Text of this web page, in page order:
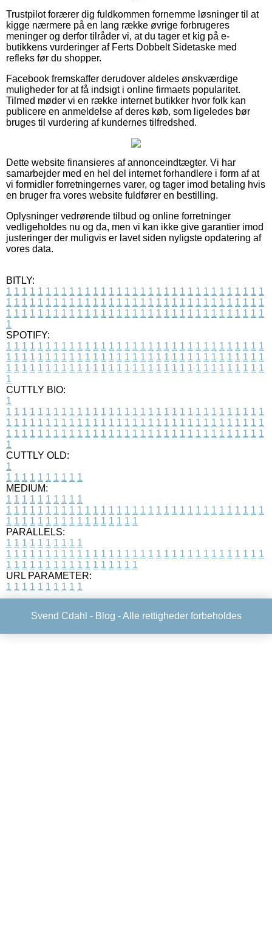
Trustpilot forærer dig fuldkommen fornemme løsninger til at
kigge nærmere på en lang række øvrige forbrugeres
meninger og derfor tilråder vi, at du tager et kig på e-
butikkens vurderinger af Ferts Dobbelt Sidetaske med
refleks før du shopper.
Facebook fremskaffer derudover aldeles ønskværdige
muligheder for at få indsigt i online firmaets popularitet.
Tilmed møder vi en række internet butikker hvor folk kan
publicere en anmeldelse af deres køb, som ligeledes bør
bruges til vurdering af kundernes tilfredshed.
Dette website finansieres af annonceindtægter. Vi har
samarbejder med en hel del internet forhandlere i form af at
vi formidler forretningernes varer, og tager imod betaling hvis
en bruger fra vores website fuldfører en bestilling.
Oplysninger vedrørende tilbud og online forretninger
vedligeholdes nu og da, men vi kan ikke give garantier imod
justeringer der muligvis er lavet siden nyligste opdatering af
vores data.
BITLY:
1 1 1 1 1 1 1 1 1 1 1 1 1 1 1 1 1 1 1 1 1 1 1 1 1 1 1 1 1 1 1 1 1
1 1 1 1 1 1 1 1 1 1 1 1 1 1 1 1 1 1 1 1 1 1 1 1 1 1 1 1 1 1 1 1 1
1 1 1 1 1 1 1 1 1 1 1 1 1 1 1 1 1 1 1 1 1 1 1 1 1 1 1 1 1 1 1 1 1
1
SPOTIFY:
1 1 1 1 1 1 1 1 1 1 1 1 1 1 1 1 1 1 1 1 1 1 1 1 1 1 1 1 1 1 1 1 1
1 1 1 1 1 1 1 1 1 1 1 1 1 1 1 1 1 1 1 1 1 1 1 1 1 1 1 1 1 1 1 1 1
1 1 1 1 1 1 1 1 1 1 1 1 1 1 1 1 1 1 1 1 1 1 1 1 1 1 1 1 1 1 1 1 1
1
CUTTLY BIO:
1
1 1 1 1 1 1 1 1 1 1 1 1 1 1 1 1 1 1 1 1 1 1 1 1 1 1 1 1 1 1 1 1 1
1 1 1 1 1 1 1 1 1 1 1 1 1 1 1 1 1 1 1 1 1 1 1 1 1 1 1 1 1 1 1 1 1
1 1 1 1 1 1 1 1 1 1 1 1 1 1 1 1 1 1 1 1 1 1 1 1 1 1 1 1 1 1 1 1 1
1
CUTTLY OLD:
1
1 1 1 1 1 1 1 1 1 1
MEDIUM:
1 1 1 1 1 1 1 1 1 1
1 1 1 1 1 1 1 1 1 1 1 1 1 1 1 1 1 1 1 1 1 1 1 1 1 1 1 1 1 1 1 1 1
1 1 1 1 1 1 1 1 1 1 1 1 1 1 1 1 1
PARALLELS:
1 1 1 1 1 1 1 1 1 1
1 1 1 1 1 1 1 1 1 1 1 1 1 1 1 1 1 1 1 1 1 1 1 1 1 1 1 1 1 1 1 1 1
1 1 1 1 1 1 1 1 1 1 1 1 1 1 1 1 1
URL PARAMETER:
1 1 1 1 1 1 1 1 1 1
Svend Cdahl - Blog - Alle rettigheder forbeholdes